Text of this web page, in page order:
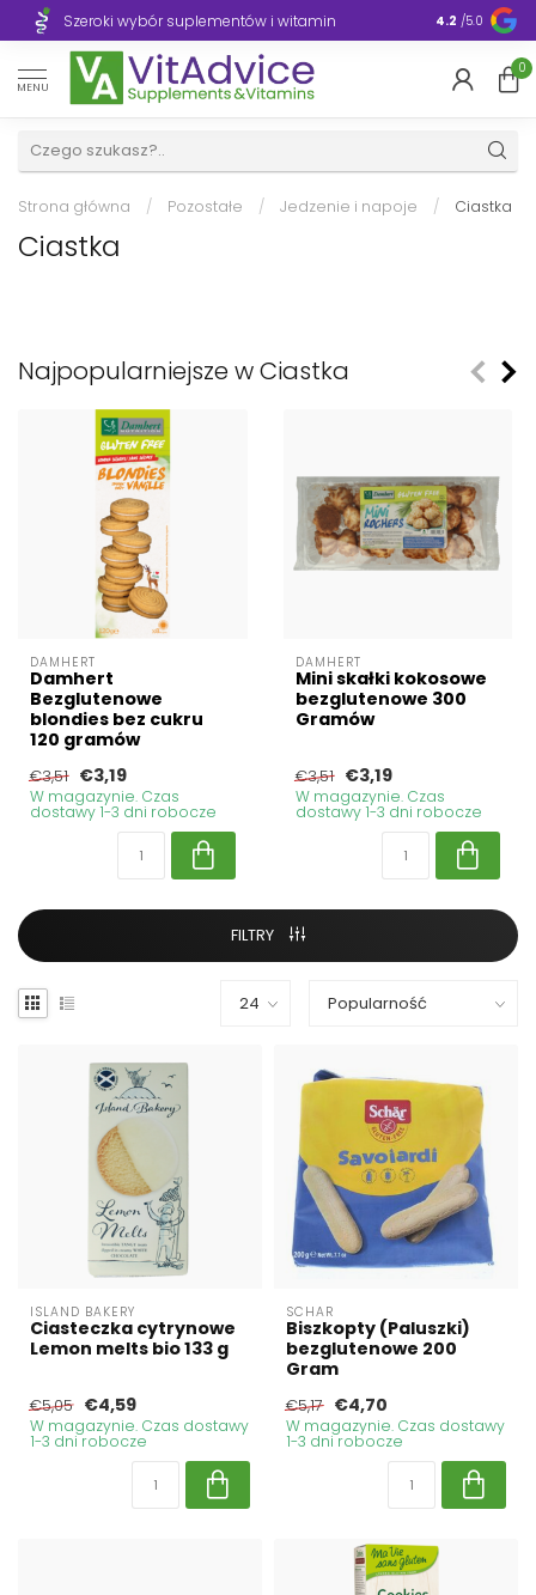
Szeroki wybór suplementów i witamin 4.2 /5.0
MENU
0
Strona główna / Pozostałe / Jedzenie i napoje / Ciastka
Ciastka
Najpopularniejsze w Ciastka
DAMHERT
Damhert
Bezglutenowe
blondies bez cukru
120 gramów
€3,51 €3,19
W magazynie. Czas
dostawy 1-3 dni robocze
DAMHERT
Mini skałki kokosowe
bezglutenowe 300
Gramów
€3,51 €3,19
W magazynie. Czas
dostawy 1-3 dni robocze
FILTRY
ISLAND BAKERY
Ciasteczka cytrynowe
Lemon melts bio 133 g
€5,05 €4,59
W magazynie. Czas dostawy
1-3 dni robocze
SCHAR
Biszkopty (Paluszki)
bezglutenowe 200
Gram
€5,17 €4,70
W magazynie. Czas dostawy
1-3 dni robocze